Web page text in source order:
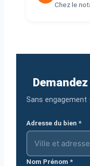
Chez le
Sans engagement
Adresse du bien *
Nom Prénom *